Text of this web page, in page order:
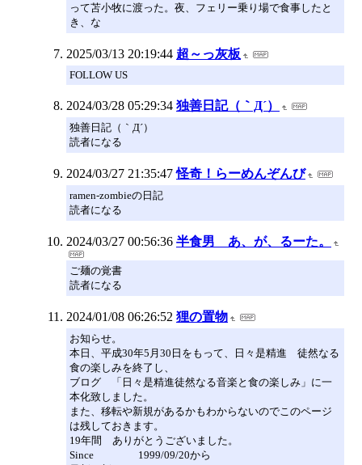
って苫小牧に渡った。夜、フェリー乗り場で食事したと
き、な
2025/03/13 20:19:44 超～っ灰板
FOLLOW US
2024/03/28 05:29:34 独善日記（｀Д´）
独善日記（｀Д´）
読者になる
2024/03/27 21:35:47 怪奇！らーめんぞんび
ramen-zombieの日記
読者になる
2024/03/27 00:56:36 半食男 あ、が、るーた。
ご麺の覚書
読者になる
2024/01/08 06:26:52 狸の置物
お知らせ。
本日、平成30年5月30日をもって、日々是精進 徒然なる
食の楽しみを終了し、
ブログ 「日々是精進徒然なる音楽と食の楽しみ」に一
本化致しました。
また、移転や新規があるかもわからないのでこのページ
は残しておきます。
19年間 ありがとうございました。
Since 1999/09/20から